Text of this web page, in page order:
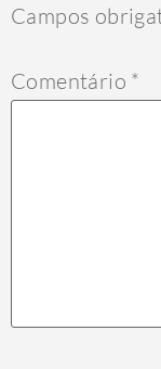
Campos
Comentário *